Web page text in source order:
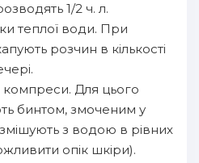
1/2 ч. л.
теплої води. При
розчин в кількості
компреси. Для цього
бинтом, змоченим у
з водою в рівних
опік шкіри).